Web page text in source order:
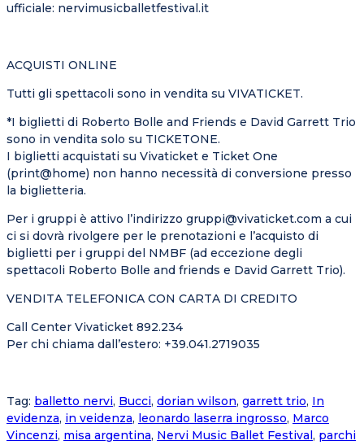
ufficiale: nervimusicballetfestival.it
ACQUISTI ONLINE
Tutti gli spettacoli sono in vendita su VIVATICKET.
*I biglietti di Roberto Bolle and Friends e David Garrett Trio
sono in vendita solo su TICKETONE.
I biglietti acquistati su Vivaticket e Ticket One
(print@home) non hanno necessità di conversione presso
la biglietteria.
Per i gruppi è attivo l’indirizzo gruppi@vivaticket.com a cui
ci si dovrà rivolgere per le prenotazioni e l’acquisto di
biglietti per i gruppi del NMBF (ad eccezione degli
spettacoli Roberto Bolle and friends e David Garrett Trio).
VENDITA TELEFONICA CON CARTA DI CREDITO
Call Center Vivaticket 892.234
Per chi chiama dall’estero: +39.041.2719035
Tag: balletto nervi, Bucci, dorian wilson, garrett trio, In
evidenza, in veidenza, leonardo laserra ingrosso, Marco
Vincenzi, misa argentina, Nervi Music Ballet Festival, parchi